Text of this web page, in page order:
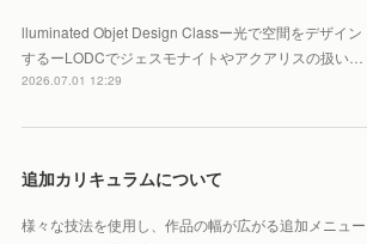
lluminated Objet Design Classー光で空間をデザイン
するーLODCでジェスモナイトやアクアリスの扱い…
2026.07.01 12:29
追加カリキュラムについて
様々な技法を使用し、作品の幅が広がる追加メニュー